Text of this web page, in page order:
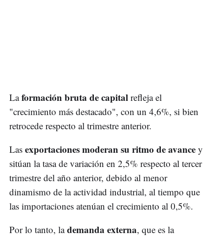
Laformación bruta de capital refleja el
"crecimiento más destacado", con un 4,6%, si bien
retrocede respecto al trimestre anterior.
Las exportaciones moderan su ritmo de avance y
sitúan la tasa de variación en 2,5% respecto al tercer
trimestre del año anterior, debido al menor
dinamismo de la actividad industrial, al tiempo que
las importaciones atenúan el crecimiento al 0,5%.
Por lo tanto, lademanda externa, que es la